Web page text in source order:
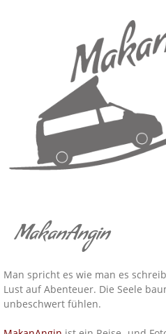
MakanAngin
Man spricht es wie man es
Lust auf Abenteuer. Die Seele
unbeschwert fühlen.